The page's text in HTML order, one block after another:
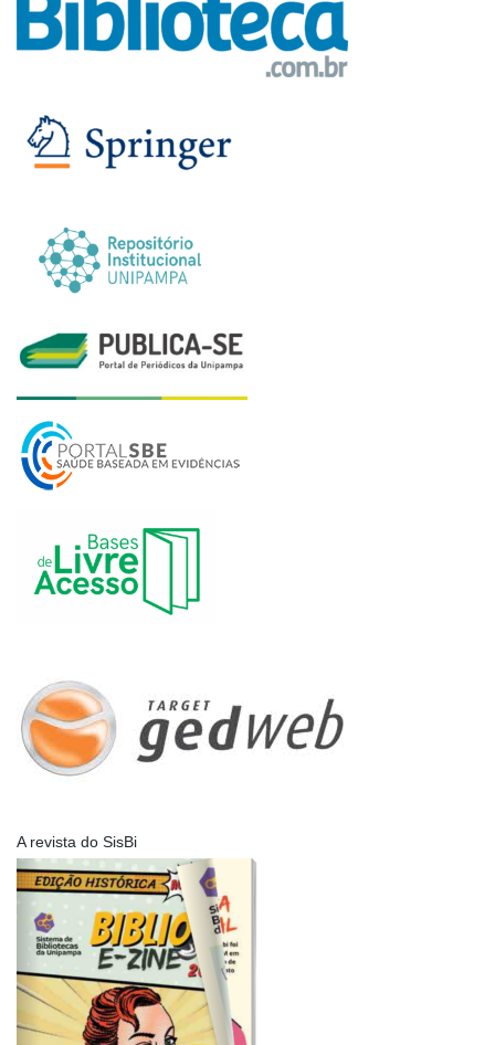
A revista do SisBi